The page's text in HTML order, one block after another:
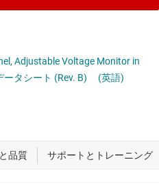
Adjustable Voltage Monitor in
ータシート (Rev. B)
(英語)